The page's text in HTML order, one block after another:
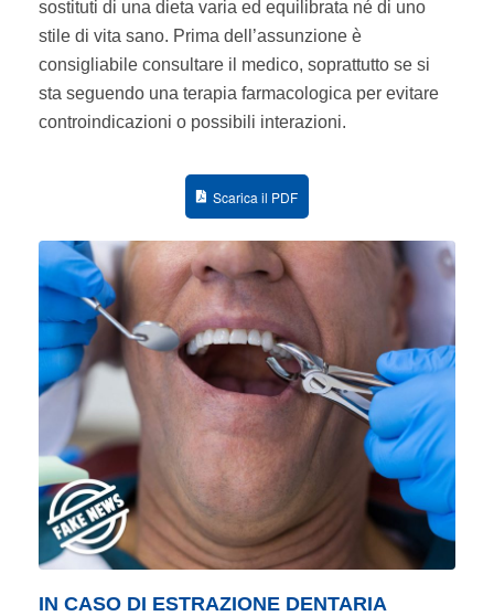
sostituti di una dieta varia ed equilibrata né di uno
stile di vita sano. Prima dell’assunzione è
consigliabile consultare il medico, soprattutto se si
sta seguendo una terapia farmacologica per evitare
controindicazioni o possibili interazioni.
Scarica il PDF
IN CASO DI ESTRAZIONE DENTARIA